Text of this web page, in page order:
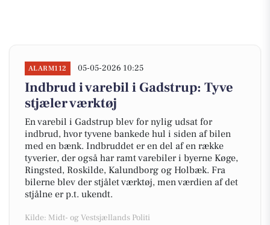
ALARM112 05-05-2026 10:25
Indbrud i varebil i Gadstrup: Tyve
stjæler værktøj
En varebil i Gadstrup blev for nylig udsat for
indbrud, hvor tyvene bankede hul i siden af bilen
med en bænk. Indbruddet er en del af en række
tyverier, der også har ramt varebiler i byerne Køge,
Ringsted, Roskilde, Kalundborg og Holbæk. Fra
bilerne blev der stjålet værktøj, men værdien af det
stjålne er p.t. ukendt.
Kilde: Midt- og Vestsjællands Politi